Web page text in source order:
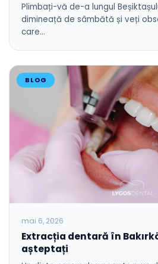
Plimbați-vă de-a lungul
dimineață de sâmbătă și veți
care…
BLOG
mai 6, 2026
Extracția dentară în
așteptați